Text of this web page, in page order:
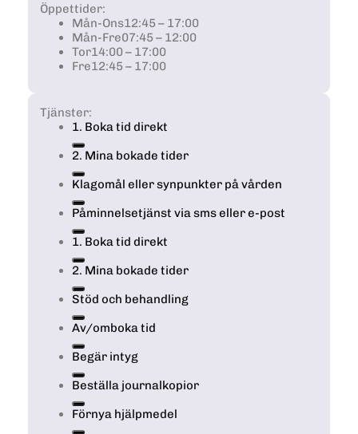
Öppettider:
Mån-Ons12:45 – 17:00
Mån-Fre07:45 – 12:00
Tor14:00 – 17:00
Fre12:45 – 17:00
Tjänster:
1. Boka tid direkt
2. Mina bokade tider
Klagomål eller synpunkter på vården
Påminnelsetjänst via sms eller e-post
1. Boka tid direkt
2. Mina bokade tider
Stöd och behandling
Av/omboka tid
Begär intyg
Beställa journalkopior
Förnya hjälpmedel